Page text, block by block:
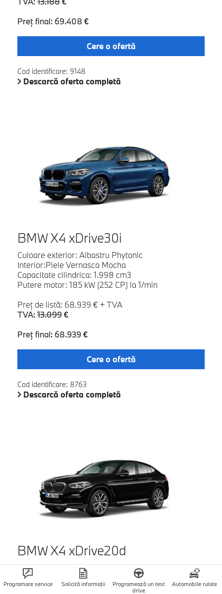
Preţ final: 69.408 €
Cere o ofertă
Cod identificare: 9148
Descarcă oferta completă
BMW X4 xDrive30i
Culoare exterior: Albastru Phytonic
Interior:Piele Vernasca Mocha
Capacitate cilindrica: 1.998 cm3
Putere motor: 185 kW (252 CP) la 1/min
Preţ de listă: 68.939 € + TVA
TVA: 13.099€
Preţ final: 68.939 €
Cere o ofertă
Cod identificare: 8763
Descarcă oferta completă
BMW X4 xDrive20d
Culoare exterior: Negru
Interior:Piele Vernasca Mocha
Capacitate cilindrica: 1995 cm3
Programare service Solicită informații
Programează un test
drive
Automobile rulate